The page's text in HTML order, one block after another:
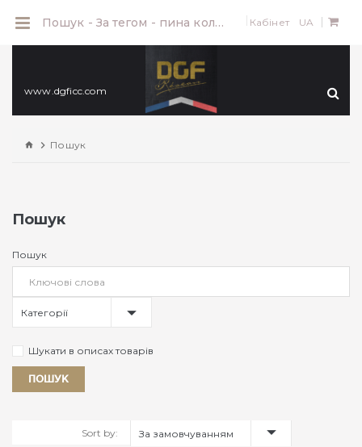
Кабінет UA
www.dgficc.com
Пошук
Пошук
Пошук
Категорії
Шукати в описах товарів
Sort by: За замовчуванням
Пошук - За тегом - пина колада